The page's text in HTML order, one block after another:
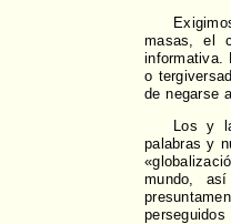
masas, el
informativa.
o
de negarse
Los y
palabras y
mundo,